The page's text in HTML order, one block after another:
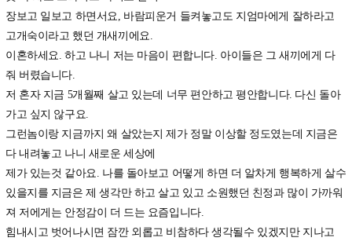
장보고 일보고 하면서요, 바람피운거 들켜놓고도 지엄마에게 잘하라고
고개숙이라고 했던 개새끼에요.
이혼하세요. 하고 나니 저는 마음이 편합니다. 아이들은 그 새끼에게 다
줘 버렸습니다.
저 혼자 지금 5개월째 살고 있는데 너무 편안하고 평안합니다. 다신 돌아
가고 싶지 않구요.
그런놈이랑 지금까지 왜 살았는지 제가 정말 이상할 정도였는데 지금은
다 내려놓고 나니 새로운 세상에
제가 있는것 같아요. 나를 돌아보고 어떻게 하면 더 알차게 행복하게 살수
있을지를 지금은 제 생각만 하고 살고 있고 소원했던 친정과 많이 가까워
져 저에게는 안정감이 더 드는 요즘입니다.
힘내시고 벗어나시면 잠깐 외롭고 비참하다 생각될수 있겠지만 지나고